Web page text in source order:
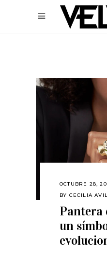
OCTUBRE 28,
BY CECILIA
Pantera
un